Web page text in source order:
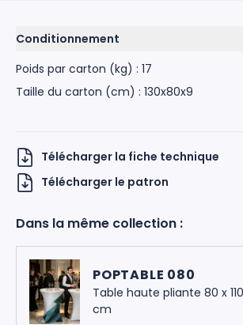
Conditionnement
Poids par carton (kg) : 17
Taille du carton (cm) : 130x80x9
Télécharger la fiche technique
Télécharger le patron
Dans la même collection :
POPTABLE 080
Table haute pliante 80 x 110
cm